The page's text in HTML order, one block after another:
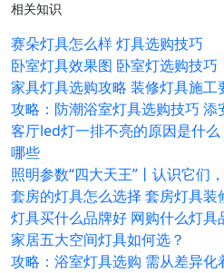
相关知识
赛朵灯具怎么样 灯具选购技巧
卧室灯具效果图 卧室灯选购技巧
家具灯具选购攻略 装修灯具施工
攻略：防潮浴室灯具选购技巧 添
客厅led灯一排不亮的原因是什
哪些
照明参数“四大天王”丨认识它们
套房的灯具怎么选择 套房灯具
灯具买什么品牌好 网购什么灯具
家居五大空间灯具如何选？
攻略：浴室灯具选购 需从差异化